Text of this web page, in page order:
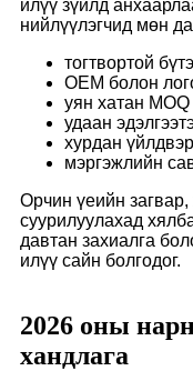
илүү зүйлд
нийлүүлэгчид мөн
тогтвортой
OEM болон
уян хатан MOQ
удаан
хурдан
мэргэжлийн
Орчин үеийн
суурилуулахад
давтан захиалга
илүү сайн болгодог.
2026 оны
хандлага